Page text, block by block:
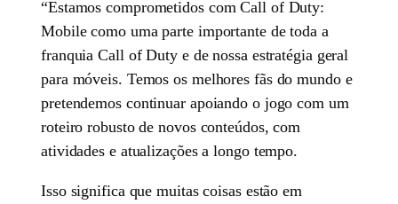
“Estamos comprometidos com Call of Duty:
Mobile como uma parte importante de toda a
franquia Call of Duty e de nossa estratégia geral
para móveis. Temos os melhores fãs do mundo e
pretendemos continuar apoiando o jogo com um
roteiro robusto de novos conteúdos, com
atividades e atualizações a longo tempo.
Isso significa que muitas coisas estão em